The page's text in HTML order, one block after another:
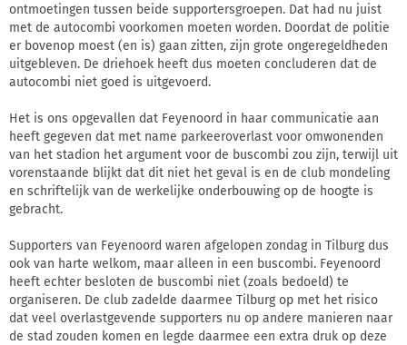
ontmoetingen tussen beide supportersgroepen. Dat had nu juist
met de autocombi voorkomen moeten worden. Doordat de politie
er bovenop moest (en is) gaan zitten, zijn grote ongeregeldheden
uitgebleven. De driehoek heeft dus moeten concluderen dat de
autocombi niet goed is uitgevoerd.
Het is ons opgevallen dat Feyenoord in haar communicatie aan
heeft gegeven dat met name parkeeroverlast voor omwonenden
van het stadion het argument voor de buscombi zou zijn, terwijl uit
vorenstaande blijkt dat dit niet het geval is en de club mondeling
en schriftelijk van de werkelijke onderbouwing op de hoogte is
gebracht.
Supporters van Feyenoord waren afgelopen zondag in Tilburg dus
ook van harte welkom, maar alleen in een buscombi. Feyenoord
heeft echter besloten de buscombi niet (zoals bedoeld) te
organiseren. De club zadelde daarmee Tilburg op met het risico
dat veel overlastgevende supporters nu op andere manieren naar
de stad zouden komen en legde daarmee een extra druk op deze